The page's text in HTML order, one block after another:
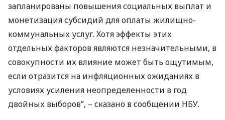
запланированы повышения социальных выплат и
монетизация субсидий для оплаты жилищно-
коммунальных услуг. Хотя эффекты этих
отдельных факторов являются незначительными, в
совокупности их влияние может быть ощутимым,
если отразится на инфляционных ожиданиях в
условиях усиления неопределенности в год
двойных выборов”, – сказано в сообщении НБУ.